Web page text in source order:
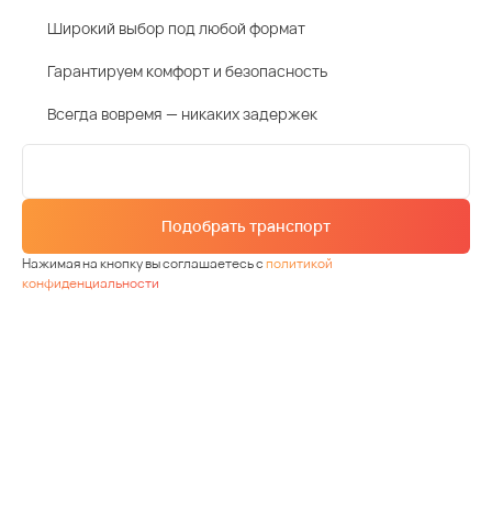
Широкий выбор под любой формат
Гарантируем комфорт и безопасность
Всегда вовремя — никаких задержек
Подобрать транспорт
Нажимая на кнопку вы соглашаетесь сполитикой
конфиденциальности